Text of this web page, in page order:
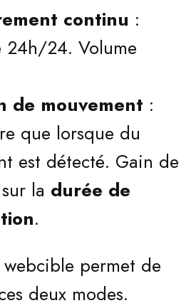
continu :
24h/24. Volume
de mouvement :
que lorsque du
est détecté. Gain de
la durée de
.
permet de
deux modes.